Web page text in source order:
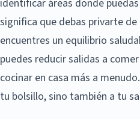
identificar áreas donde
significa que debas privarte
encuentres un equilibrio
puedes reducir salidas a
cocinar en casa más a
tu bolsillo, sino también a tu